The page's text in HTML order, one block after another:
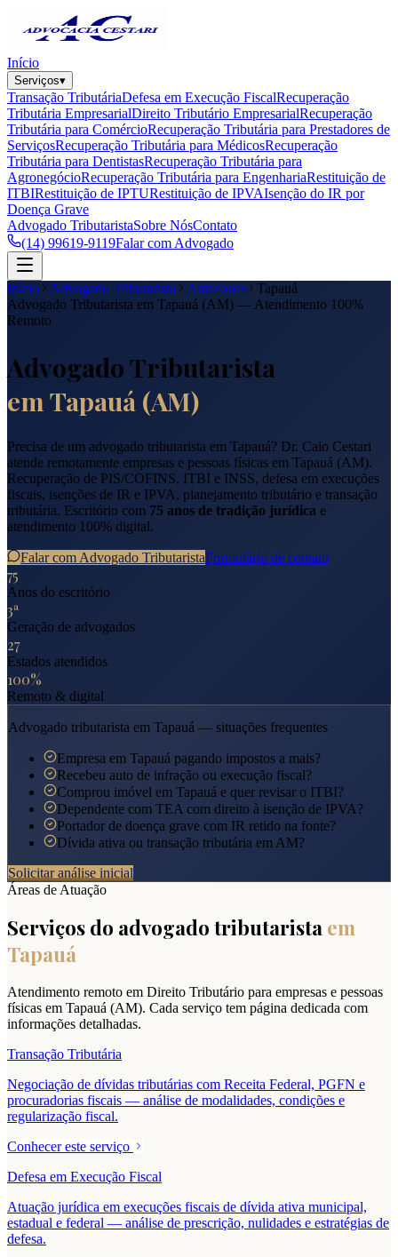
Início
Serviços▾
Transação TributáriaDefesa em Execução FiscalRecuperação
Tributária EmpresarialDireito Tributário EmpresarialRecuperação
Tributária para ComércioRecuperação Tributária para Prestadores de
ServiçosRecuperação Tributária para MédicosRecuperação
Tributária para DentistasRecuperação Tributária para
AgronegócioRecuperação Tributária para EngenhariaRestituição de
ITBIRestituição de IPTURestituição de IPVAIsenção do IR por
Doença Grave
Advogado TributaristaSobre NósContato
(14) 99619-9119Falar com Advogado
Início Advogado Tributarista Amazonas
Tapauá
Advogado Tributarista em Tapauá (AM) — Atendimento 100%
Remoto
Advogado Tributarista
em Tapauá (AM)
Precisa de um advogado tributarista em Tapauá? Dr. Caio Cestari
atende remotamente empresas e pessoas físicas em Tapauá (AM).
Recuperação de PIS/COFINS, ITBI e INSS, defesa em execuções
fiscais, isenções de IR e IPVA, planejamento tributário e transação
tributária. Escritório com 75 anos de tradição jurídica e
atendimento 100% digital.
Falar com Advogado TributaristaFormulário de contato
75
Anos do escritório
3ª
Geração de advogados
27
Estados atendidos
100%
Remoto & digital
Advogado tributarista em Tapauá — situações frequentes
Empresa em Tapauá pagando impostos a mais?
Recebeu auto de infração ou execução fiscal?
Comprou imóvel em Tapauá e quer revisar o ITBI?
Dependente com TEA com direito à isenção de IPVA?
Portador de doença grave com IR retido na fonte?
Dívida ativa ou transação tributária em AM?
Solicitar análise inicial
Áreas de Atuação
Serviços do advogado tributarista em
Tapauá
Atendimento remoto em Direito Tributário para empresas e pessoas
físicas em Tapauá (AM). Cada serviço tem página dedicada com
informações detalhadas.
Transação Tributária
Negociação de dívidas tributárias com Receita Federal, PGFN e
procuradorias fiscais — análise de modalidades, condições e
regularização fiscal.
Conhecer este serviço
Defesa em Execução Fiscal
Atuação jurídica em execuções fiscais de dívida ativa municipal,
estadual e federal — análise de prescrição, nulidades e estratégias de
defesa.